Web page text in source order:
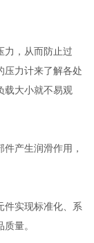
力，从而防止过
压力计来了解各处
载大小就不易观
产生润滑作用，
件实现标准化、系
量。